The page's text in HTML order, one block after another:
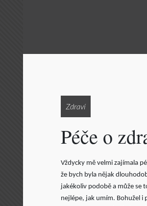
Zdraví
Péče o
Vždycky mě velmi zajímala
že bych byla nějak
jakékoliv podobě a může se
nejlépe, jak umím. Bohužel i